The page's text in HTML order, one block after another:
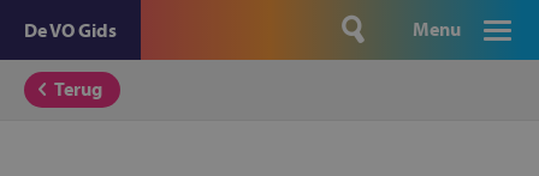
De VO Gids Menu
Terug